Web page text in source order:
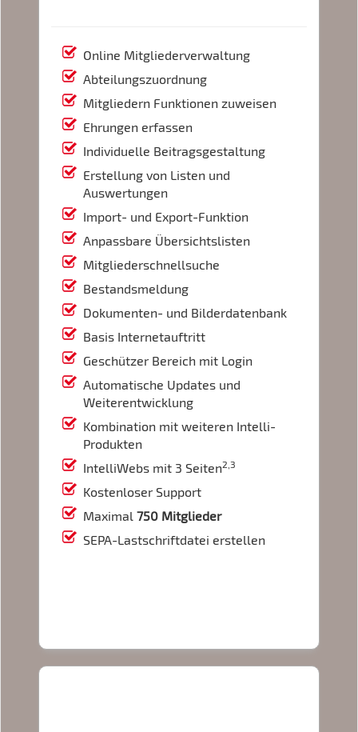
Online Mitgliederverwaltung
Abteilungszuordnung
Mitgliedern Funktionen zuweisen
Ehrungen erfassen
Individuelle Beitragsgestaltung
Erstellung von Listen und
Auswertungen
Import- und Export-Funktion
Anpassbare Übersichtslisten
Mitgliederschnellsuche
Bestandsmeldung
Dokumenten- und Bilderdatenbank
Basis Internetauftritt
Geschützer Bereich mit Login
Automatische Updates und
Weiterentwicklung
Kombination mit weiteren Intelli-
Produkten
IntelliWebs mit 3 Seiten2,3
Kostenloser Support
Maximal 750 Mitglieder
SEPA-Lastschriftdatei erstellen